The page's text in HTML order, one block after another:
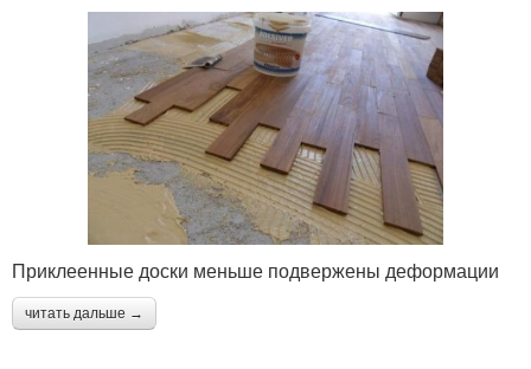
Приклеенные доски меньше подвержены деформации
читать дальше →